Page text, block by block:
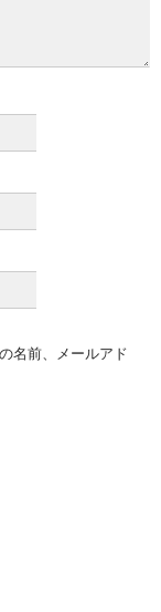
名前、メールアド